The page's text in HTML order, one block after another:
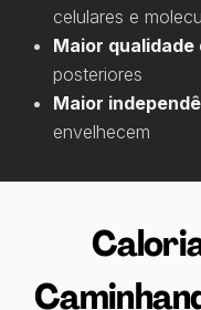
celulares e
Maior qualidade
posteriores
Maior
envelhecem